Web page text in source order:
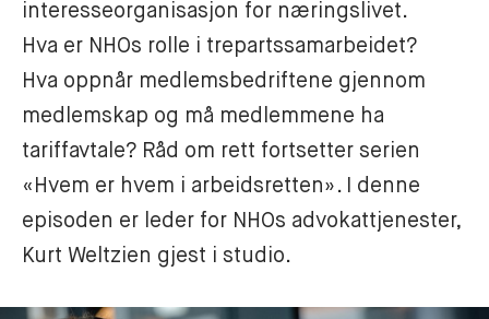
interesseorganisasjon for næringslivet.
Hva er NHOs rolle i trepartssamarbeidet?
Hva oppnår medlemsbedriftene gjennom
medlemskap og må medlemmene ha
tariffavtale? Råd om rett fortsetter serien
«Hvem er hvem i arbeidsretten». I denne
episoden er leder for NHOs advokattjenester,
Kurt Weltzien gjest i studio.